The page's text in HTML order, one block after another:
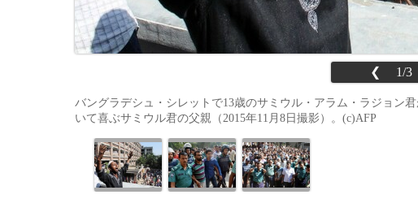
❮ 1/3
バングラデシュ・シレットで13歳のサミウル・アラム・ラジョン
いて喜ぶサミウル君の父親（2015年11月8日撮影）。(c)AFP